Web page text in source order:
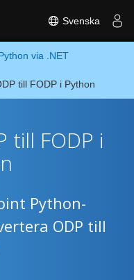
Svenska
via .NET
till FODP i Python
till FODP i
Python-
ODP till